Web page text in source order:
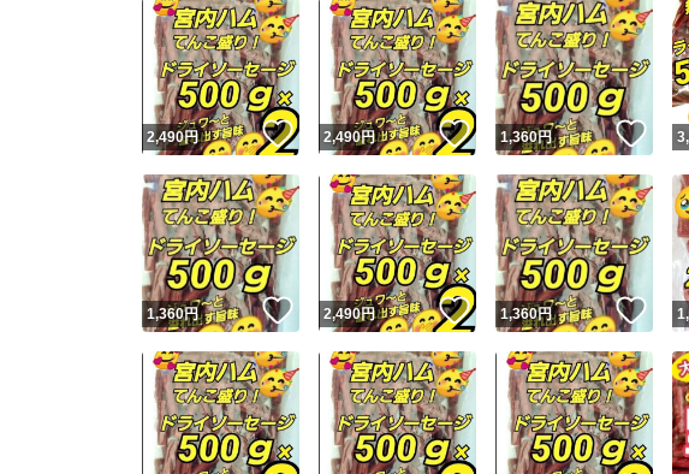
取引実績◯+
他フリマ実績◯+
スピード&安心発送
※このバッジは実績に基づく表示
スピード＆安心発送
スピード発送
安心発送
コピーは1商品につ
2,490円 いいね！
2,490円 いいね！
1,360円 い
1,360円 いいね！
2,490円 いいね！
1,360円 い